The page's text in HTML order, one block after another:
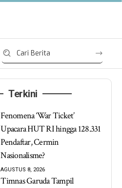
Terkini
Fenomena ‘War Ticket’
Upacara HUT RI hingga 128.331
Pendaftar, Cermin
Nasionalisme?
AGUSTUS 8, 2026
Timnas Garuda Tampil